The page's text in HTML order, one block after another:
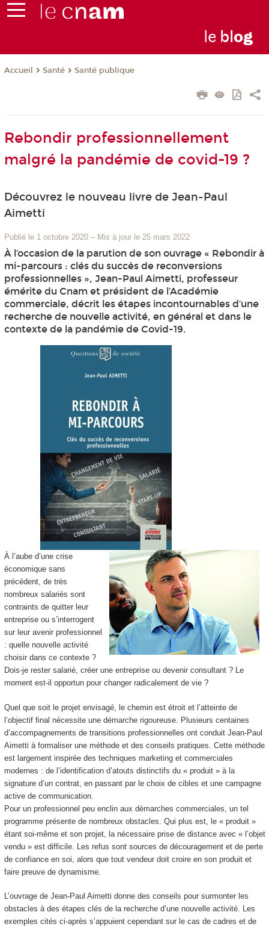
le blog
Accueil Santé Santé publique
Rebondir professionnellement
malgré la pandémie de covid-19 ?
Découvrez le nouveau livre de Jean-Paul
Aimetti
Publié le 1 octobre 2020 – Mis à jour le 25 mars 2022
À l’occasion de la parution de son ouvrage « Rebondir à
mi-parcours : clés du succès de reconversions
professionnelles », Jean-Paul Aimetti, professeur
émérite du Cnam et président de l’Académie
commerciale, décrit les étapes incontournables d’une
recherche de nouvelle activité, en général et dans le
contexte de la pandémie de Covid-19.
À l’aube d’une crise
économique sans
précédent, de très
nombreux salariés sont
contraints de quitter leur
entreprise ou s’interrogent
sur leur avenir professionnel
: quelle nouvelle activité
choisir dans ce contexte ?
Dois-je rester salarié, créer une entreprise ou devenir consultant ? Le
moment est-il opportun pour changer radicalement de vie ?
Quel que soit le projet envisagé, le chemin est étroit et l’atteinte de
l’objectif final nécessite une démarche rigoureuse. Plusieurs centaines
d’accompagnements de transitions professionnelles ont conduit Jean-Paul
Aimetti à formaliser une méthode et des conseils pratiques. Cette méthode
est largement inspirée des techniques marketing et commerciales
modernes : de l’identification d’atouts distinctifs du « produit » à la
signature d’un contrat, en passant par le choix de cibles et une campagne
active de communication.
Pour un professionnel peu enclin aux démarches commerciales, un tel
programme présente de nombreux obstacles. Qui plus est, le « produit »
étant soi-même et son projet, la nécessaire prise de distance avec « l’objet
vendu » est difficile. Les refus sont sources de découragement et de perte
de confiance en soi, alors que tout vendeur doit croire en son produit et
faire preuve de dynamisme.
L’ouvrage de Jean-Paul Aimetti donne des conseils pour surmonter les
obstacles à des étapes clés de la recherche d’une nouvelle activité. Les
exemples cités ci-après s’appuient cependant sur le cas de cadres et de